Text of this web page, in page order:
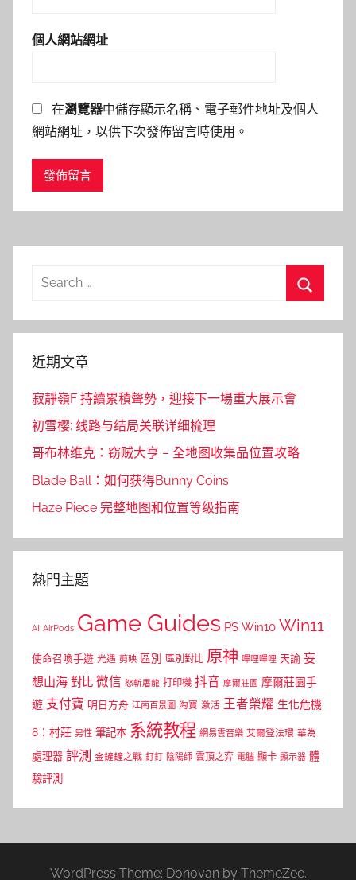
個人網站網址
在瀏覽器中儲存顯示名稱、電子郵件地址及個人
網站網址，以供下次發佈留言時使用。
Search
近期文章
寂靜嶺F 持續累積聲勢，迎接下一場重大展示會
初雪樱: 线路与结局关联详细梳理
哥布林维克：窃贼大亨 – 全地图收集品位置攻略
Blade Ball：如何获得Bunny Coins
Haze Piece 完整地图和位置等级指南
熱門主題
AI AirPods Game Guides PS Win10 Win11
使命召喚手遊 光遇 剪映 區別 區別對比 原神 嗶哩嗶哩 天諭 妄
想山海 對比 微信 怒斬屠龍 打印機 抖音 摩爾莊園 摩爾莊園手
遊 支付寶 明日方舟 江南百景圖 淘寶 激活 王者榮耀 生化危機
8：村莊 男性 筆記本 系統教程 網易雲音樂 艾爾登法環 華為
處理器 評測 金鏟鏟之戰 釘釘 陰陽師 雲頂之弈 電腦 顯卡 顯示器 體
驗評測
WordPress Theme: Donovan by ThemeZee.